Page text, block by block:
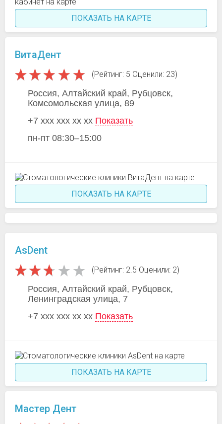
ПОКАЗАТЬ НА КАРТЕ
ВитаДент
(Рейтинг: 5 Оценили: 23)
Россия, Алтайский край, Рубцовск,
Комсомольская улица, 89
+7 xxx xxx xx xx Показать
пн-пт 08:30–15:00
ПОКАЗАТЬ НА КАРТЕ
AsDent
(Рейтинг: 2.5 Оценили: 2)
Россия, Алтайский край, Рубцовск,
Ленинградская улица, 7
+7 xxx xxx xx xx Показать
ПОКАЗАТЬ НА КАРТЕ
Мастер Дент